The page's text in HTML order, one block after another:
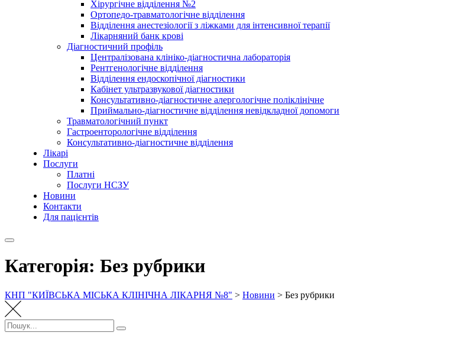
Хірургічне відділення №2
Ортопедо-травматологічне відділення
Відділення анестезіології з ліжками для інтенсивної терапії
Лікарняний банк крові
Діагностичний профіль
Централізована клініко-діагностична лабораторія
Рентгенологічне відділення
Відділення ендоскопічної діагностики
Кабінет ультразвукової діагностики
Консультативно-діагностичне алергологічне поліклінічне
Приймально-діагностичне відділення невідкладної допомоги
Травматологічний пункт
Гастроенторологічне відділення
Консультативно-діагностичне відділення
Лікарі
Послуги
Платні
Послуги НСЗУ
Новини
Контакти
Для пацієнтів
Категорія: Без рубрики
КНП "КИЇВСЬКА МІСЬКА КЛІНІЧНА ЛІКАРНЯ №8" > Новини > Без рубрики
Пошук:
Пошук